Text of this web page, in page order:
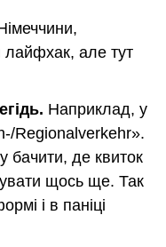
лайфхак, але тут
Наприклад, у
Regionalverkehr».
бачити, де квиток
щось ще. Так
і в паніці